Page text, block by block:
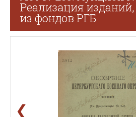
Реализация
из фондов РГБ
❮